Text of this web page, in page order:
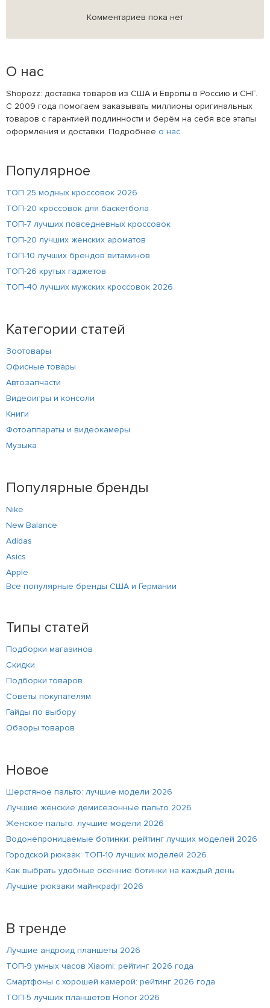
Комментариев пока нет
О нас
Shopozz: доставка товаров из США и Европы в Россию и СНГ.
С 2009 года помогаем заказывать миллионы оригинальных
товаров с гарантией подлинности и берём на себя все этапы
оформления и доставки. Подробнее о нас
Популярное
ТОП 25 модных кроссовок 2026
ТОП-20 кроссовок для баскетбола
ТОП-7 лучших повседневных кроссовок
ТОП-20 лучших женских ароматов
ТОП-10 лучших брендов витаминов
ТОП-26 крутых гаджетов
ТОП-40 лучших мужских кроссовок 2026
Категории статей
Зоотовары
Офисные товары
Автозапчасти
Видеоигры и консоли
Книги
Фотоаппараты и видеокамеры
Музыка
Популярные бренды
Nike
New Balance
Adidas
Asics
Apple
Все популярные бренды США и Германии
Типы статей
Подборки магазинов
Скидки
Подборки товаров
Советы покупателям
Гайды по выбору
Обзоры товаров
Новое
Шерстяное пальто: лучшие модели 2026
Лучшие женские демисезонные пальто 2026
Женское пальто: лучшие модели 2026
Водонепроницаемые ботинки: рейтинг лучших моделей 2026
Городской рюкзак: ТОП-10 лучших моделей 2026
Как выбрать удобные осенние ботинки на каждый день
Лучшие рюкзаки майнкрафт 2026
В тренде
Лучшие андроид планшеты 2026
ТОП-9 умных часов Xiaomi: рейтинг 2026 года
Смартфоны с хорошей камерой: рейтинг 2026 года
ТОП-5 лучших планшетов Honor 2026